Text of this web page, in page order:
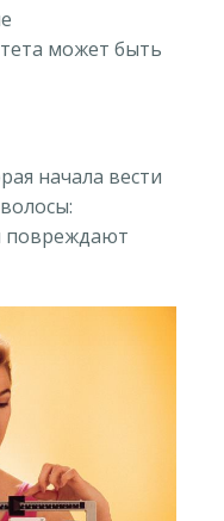
может быть
начала вести
повреждают